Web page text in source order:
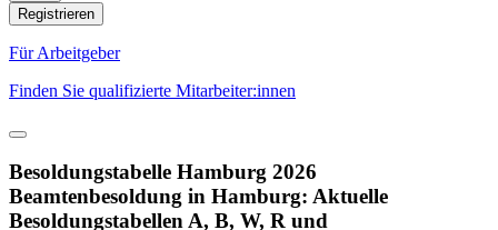
Registrieren
Für Arbeitgeber
Finden Sie qualifizierte Mitarbeiter:innen
Besoldungstabelle Hamburg 2026
Beamtenbesoldung in Hamburg: Aktuelle
Besoldungstabellen A, B, W, R und